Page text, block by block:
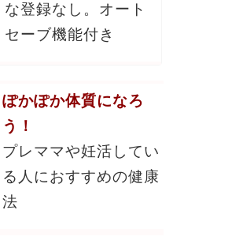
な登録なし。オート
セーブ機能付き
ぽかぽか体質になろ
う！
プレママや妊活してい
る人におすすめの健康
法